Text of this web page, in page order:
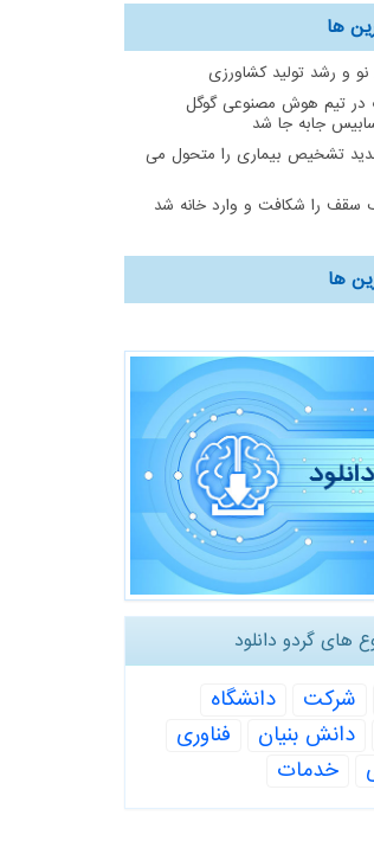
ها
نو و رشد تولید کشاورزی
در تیم هوش مصنوعی گوگل
جابه جا شد
تشخیص بیماری را متحول می
را شکافت و وارد خانه شد
ها
های گردو دانلود
شركت
دانشگاه
دانش بنیان
فناوری
خدمات